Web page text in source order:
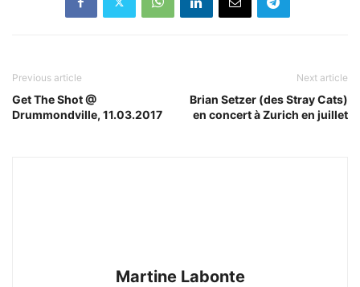
Previous article
Get The Shot @
Drummondville, 11.03.2017
Next article
Brian Setzer (des Stray Cats)
en concert à Zurich en juillet
Martine Labonte